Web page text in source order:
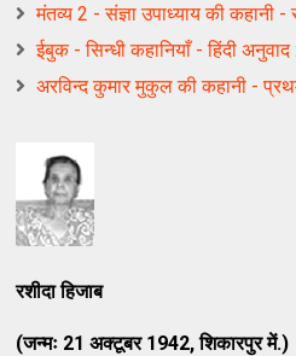
मंतव्य 2 - संज्ञा उपाध्याय की कहानी
ईबुक - सिन्धी कहानियाँ - हिंदी अनुवाद
अरविन्द कुमार मुकुल की कहानी -
रशीदा हिजाब
(जन्मः 21 अक्टूबर 1942, शिकारपुर में.)